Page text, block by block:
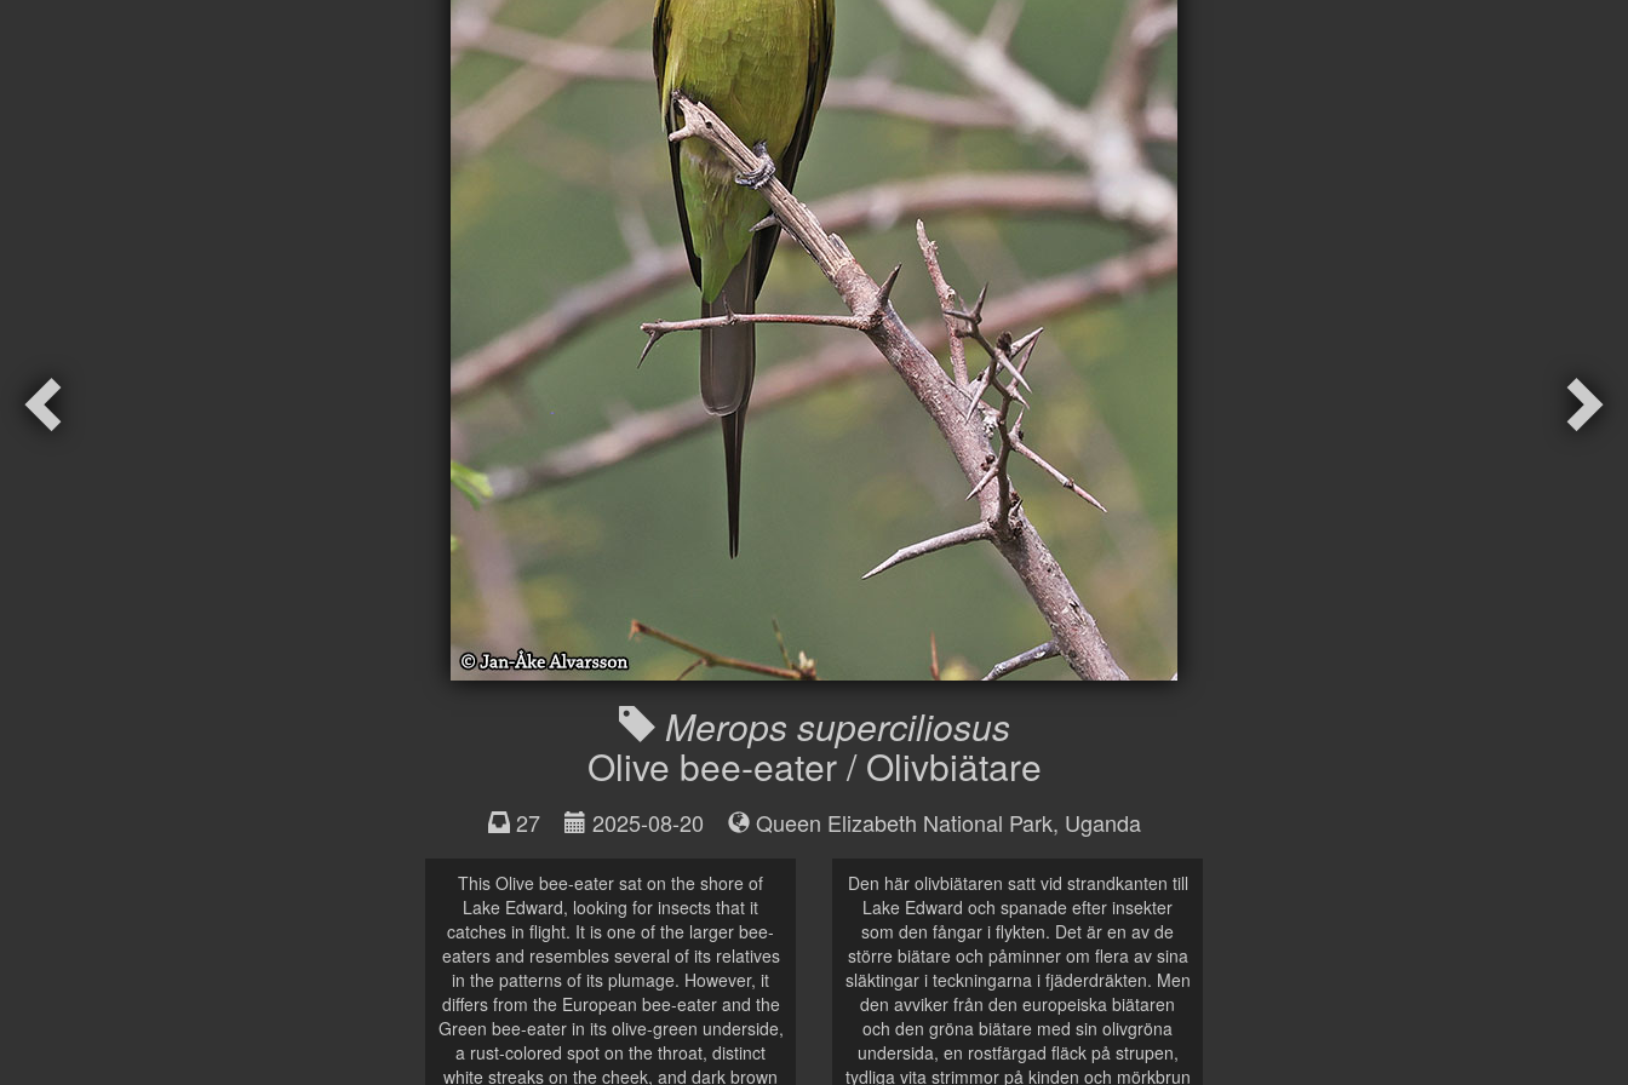
Merops superciliosus
Olive bee-eater / Olivbiätare
27 2025-08-20 Queen Elizabeth National Park, Uganda
This Olive bee-eater sat on the shore of
Lake Edward, looking for insects that it
catches in flight. It is one of the larger bee-
eaters and resembles several of its relatives
in the patterns of its plumage. However, it
differs from the European bee-eater and the
Green bee-eater in its olive-green underside,
a rust-colored spot on the throat, distinct
white streaks on the cheek, and dark brown
Den här olivbiätaren satt vid strandkanten till
Lake Edward och spanade efter insekter
som den fångar i flykten. Det är en av de
större biätare och påminner om flera av sina
släktingar i teckningarna i fjäderdräkten. Men
den avviker från den europeiska biätaren
och den gröna biätare med sin olivgröna
undersida, en rostfärgad fläck på strupen,
tydliga vita strimmor på kinden och mörkbrun